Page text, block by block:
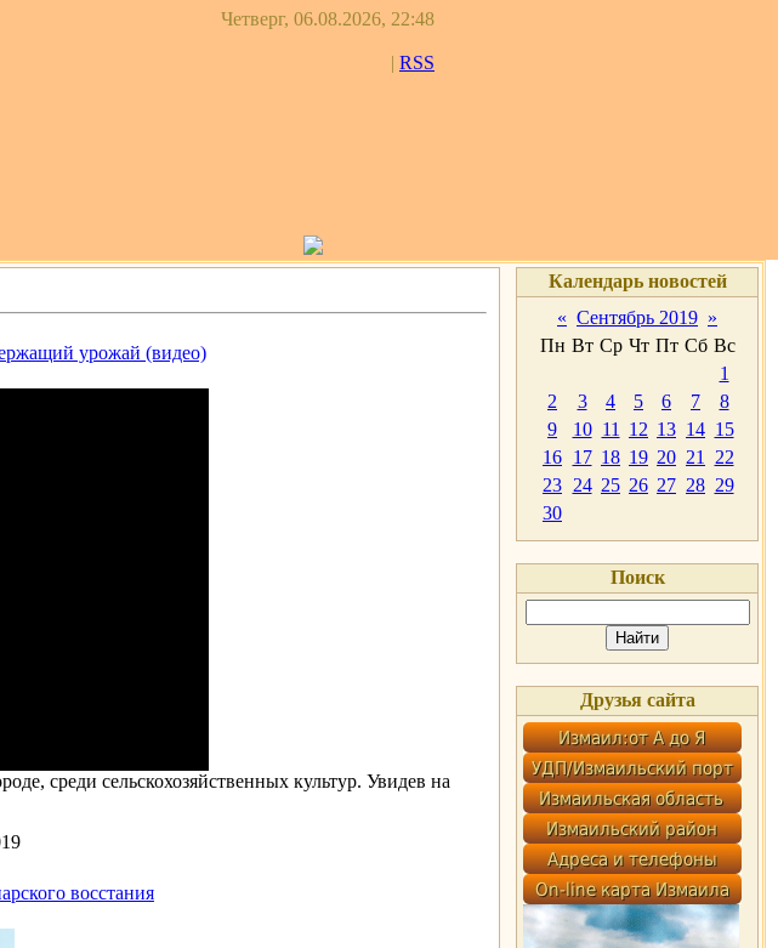
Четверг, 06.08.2026, 22:48
| RSS
урожай (видео)
среди сельскохозяйственных культур. Увидев на
восстания
Календарь новостей
« Сентябрь 2019 »
Пн Вт Ср Чт Пт Сб Вс
1
2
3 4 5 6 7
8
9
10 11 12 13 14 15
16 17 18 19 20 21
22
23 24 25 26 27 28 29
30
Поиск
Друзья сайта